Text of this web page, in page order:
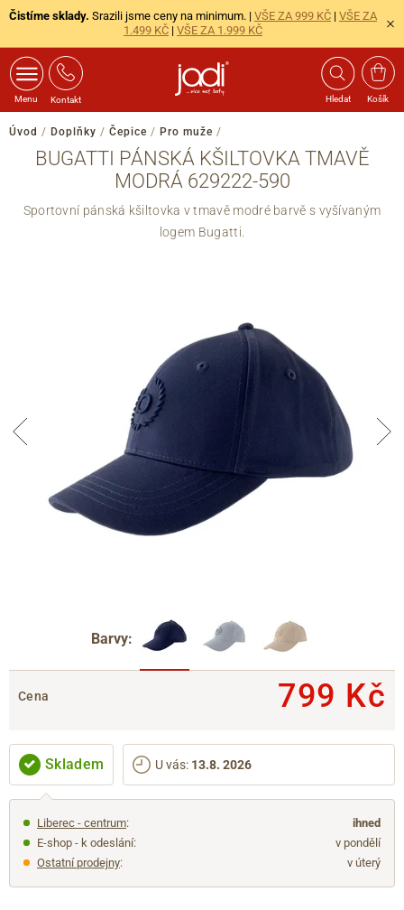
Čistíme sklady. Srazili jsme ceny na minimum. | VŠE ZA 999 KČ | VŠE ZA
1.499 KČ | VŠE ZA 1.999 KČ
Menu Kontakt Hledat Košík
Úvod / Doplňky / Čepice / Pro muže /
BUGATTI PÁNSKÁ KŠILTOVKA TMAVĚ
MODRÁ 629222-590
Sportovní pánská kšiltovka v tmavě modré barvě s vyšívaným
logem Bugatti.
Barvy:
Cena 799 Kč
Skladem U vás: 13.8. 2026
Liberec - centrum:
ihned
E-shop - k odeslání:
v pondělí
Ostatní prodejny: v úterý